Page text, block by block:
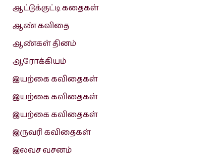
ஆட்டுக்குட்டி கதைகள்
ஆண் கவிதை
ஆண்கள் தினம்
ஆரோக்கியம்
இயற்கை கவிதைகள்
இயற்கை கவிதைகள்
இயற்கை கவிதைகள்
இருவரி கவிதைகள்
இலவச வசனம்